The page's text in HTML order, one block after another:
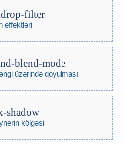
filter
effektləri
blend-mode
üzərində qoyulması
shadow
kölgəsi